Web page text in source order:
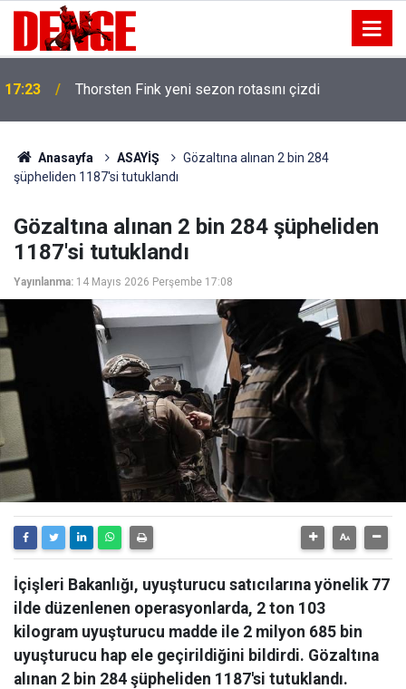
17:23 Thorsten Fink yeni sezon rotasını çizdi
Anasayfa ASAYİŞ
Gözaltına alınan 2 bin 284
şüpheliden 1187'si tutuklandı
Gözaltına alınan 2 bin 284 şüpheliden
1187'si tutuklandı
Yayınlanma: 14 Mayıs 2026 Perşembe 17:08
İçişleri Bakanlığı, uyuşturucu satıcılarına yönelik 77
ilde düzenlenen operasyonlarda, 2 ton 103
kilogram uyuşturucu madde ile 2 milyon 685 bin
uyuşturucu hap ele geçirildiğini bildirdi. Gözaltına
alınan 2 bin 284 şüpheliden 1187'si tutuklandı.